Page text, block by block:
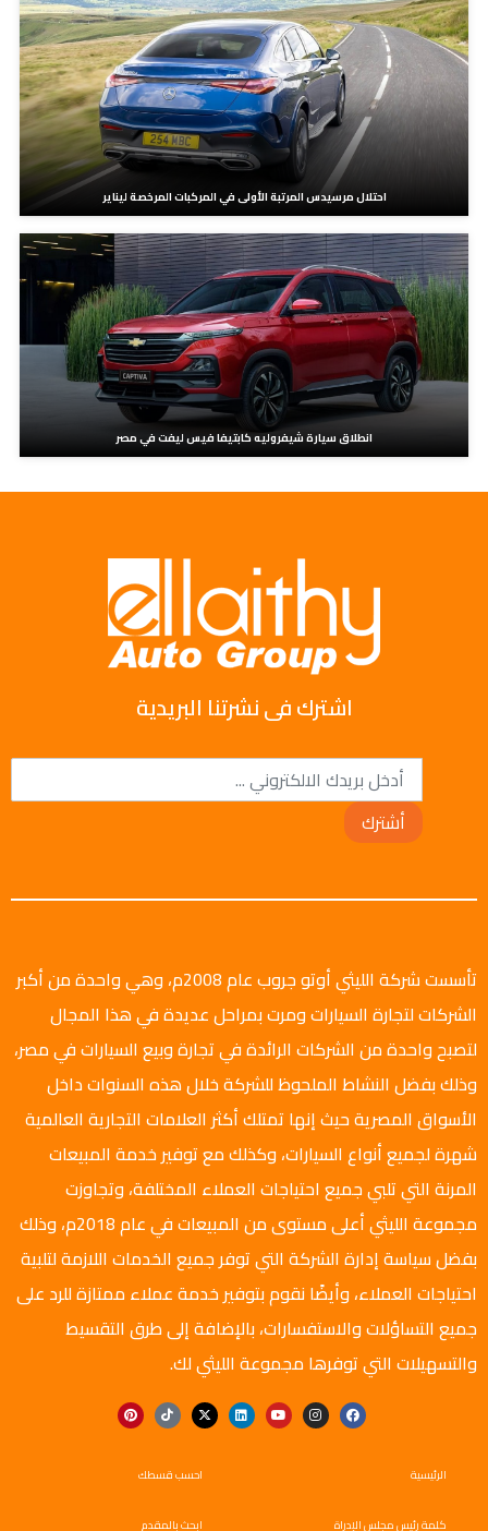
احتلال مرسيدس المرتبة الأولى في المركبات المرخصة ليناير
انطلاق سيارة شيفروليه كابتيفا فيس ليفت في مصر
اشترك فى نشرتنا البريدية
أشترك
تأسست شركة الليثي أوتو جروب عام 2008م، وهي واحدة من أكبر
الشركات لتجارة السيارات ومرت بمراحل عديدة في هذا المجال
لتصبح واحدة من الشركات الرائدة في تجارة وبيع السيارات في مصر،
وذلك بفضل النشاط الملحوظ للشركة خلال هذه السنوات داخل
الأسواق المصرية حيث إنها تمتلك أكثر العلامات التجارية العالمية
شهرة لجميع أنواع السيارات، وكذلك مع توفير خدمة المبيعات
المرنة التي تلبي جميع احتياجات العملاء المختلفة، وتجاوزت
مجموعة الليثي أعلى مستوى من المبيعات في عام 2018م، وذلك
بفضل سياسة إدارة الشركة التي توفر جميع الخدمات اللازمة لتلبية
احتياجات العملاء، وأيضًا نقوم بتوفير خدمة عملاء ممتازة للرد على
جميع التساؤلات والاستفسارات، بالإضافة إلى طرق التقسيط
والتسهيلات التي توفرها مجموعة الليثي لك.
الرئيسية
كلمة رئيس مجلس الإدراة
احسب قسطك
ابحث بالمقدم